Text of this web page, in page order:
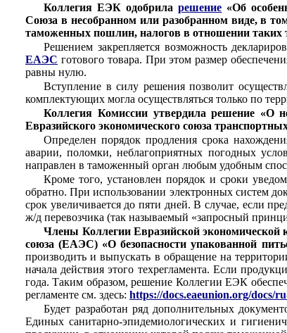
Коллегия ЕЭК одобриларешение «Об
Союза в несобранном или разобранном виде, в
таможенных пошлин, налогов в отношении таких
Решением закрепляется возможность
ЕАЭС готового товара. При этом размер
равны нулю.
Вступление в силу решения позволит
комплектующих могла осуществляться только по
Коллегия Комиссии утвердила решение «О
Евразийского экономического союза
Определен порядок продления срока
аварии, поломки, неблагоприятных погодных
направлен в таможенный орган любым удобным
Кроме того, установлен порядок и сроки
обратно. При использовании электронных систем
срок увеличивается до пяти дней. В случае, если
ж/д перевозчика (так называемый «запросный
Члены Коллегии Евразийской
союза (ЕАЭС) «О безопасности упакованной
производить и выпускать в обращение на
начала действия этого техрегламента. Если
года. Таким образом, решение Коллегии ЕЭК
регламенте см. здесь: https://docs.eaeunion.org/docs/
Будет разработан ряд дополнительных
Единых санитарно-эпидемиологических и